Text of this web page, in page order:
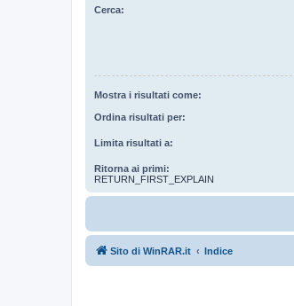
Cerca:
Mostra i risultati come:
Ordina risultati per:
Limita risultati a:
Ritorna ai primi:
RETURN_FIRST_EXPLAIN
Sito di WinRAR.it Indice